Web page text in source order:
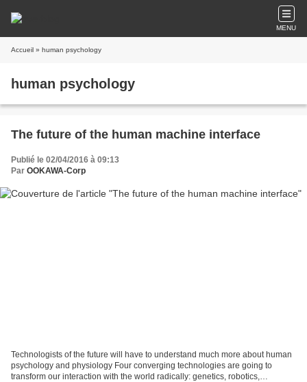
MENU
Accueil » human psychology
human psychology
The future of the human machine interface
Publié le 02/04/2016 à 09:13
Par OOKAWA-Corp
Technologists of the future will have to understand much more about human
psychology and physiology Four converging technologies are going to
transform our interaction with the world radically: genetics, robotics,